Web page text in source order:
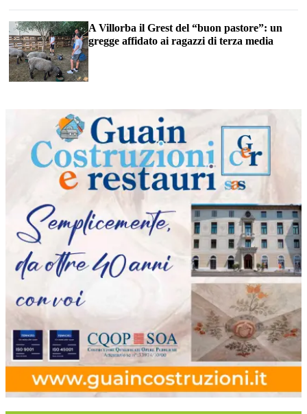
A Villorba il Grest del “buon pastore”: un
gregge affidato ai ragazzi di terza media